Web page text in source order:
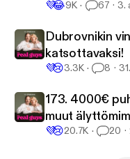
💜😂9K 67 3.
Dubrovnikin
katsottavaksi!
💜😢3.3K 8
173. 4000€
muut
💜😢20.7K 20